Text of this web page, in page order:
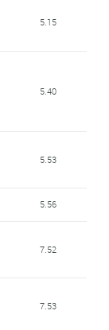
5.15
5.40
5.53
5.56
7.52
7.53